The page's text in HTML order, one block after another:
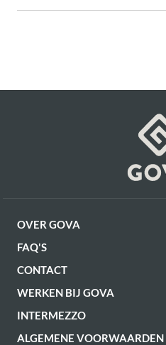
Montage
OVER GOVA
FAQ'S
CONTACT
WERKEN BIJ GOVA
INTERMEZZO
ALGEMENE VOORWAARDEN